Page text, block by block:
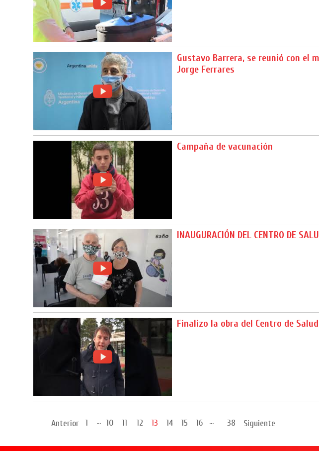
Gustavo Barrera, se reunió con
Jorge Ferrares
Campaña de vacunación
INAUGURACIÓN DEL CENTRO DE
Finalizo la obra del Centro de
Anterior 1 ... 10 11 12 13 14 15 16 ... 38 Siguiente